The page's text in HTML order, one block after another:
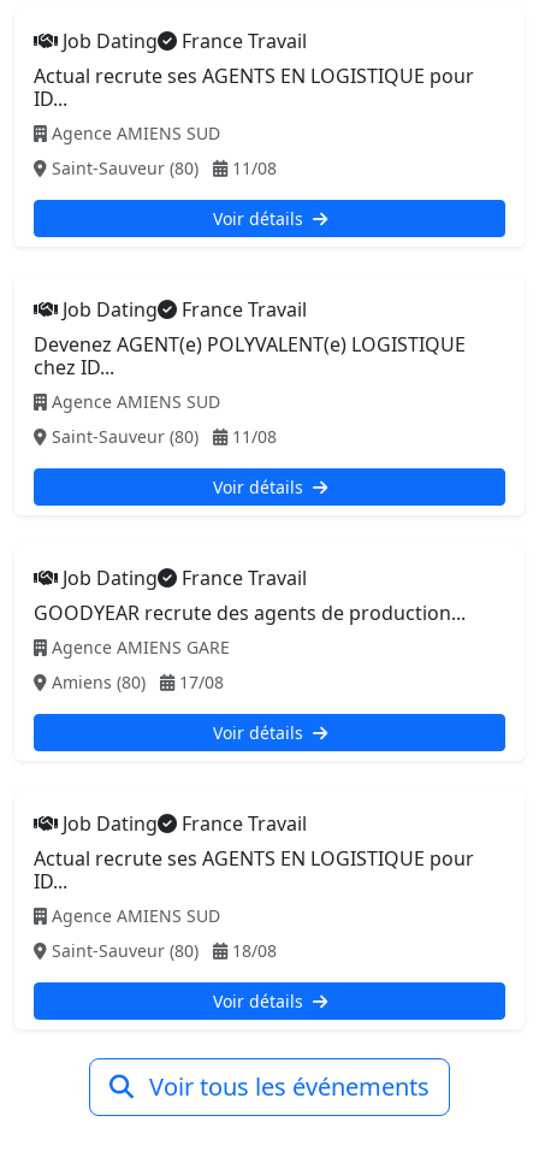
Job Dating
France Travail
Actual recrute ses AGENTS EN LOGISTIQUE pour
ID...
Agence AMIENS SUD
Saint-Sauveur (80)
11/08
Voir détails
Job Dating
France Travail
Devenez AGENT(e) POLYVALENT(e) LOGISTIQUE
chez ID...
Agence AMIENS SUD
Saint-Sauveur (80)
11/08
Voir détails
Job Dating
France Travail
GOODYEAR recrute des agents de production...
Agence AMIENS GARE
Amiens (80)
17/08
Voir détails
Job Dating
France Travail
Actual recrute ses AGENTS EN LOGISTIQUE pour
ID...
Agence AMIENS SUD
Saint-Sauveur (80)
18/08
Voir détails
Voir tous les événements